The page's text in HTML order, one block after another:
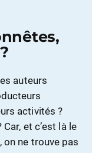
auteurs
activités ?
et c’est là le
ne trouve pas